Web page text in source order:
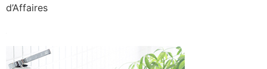
d’Affaires